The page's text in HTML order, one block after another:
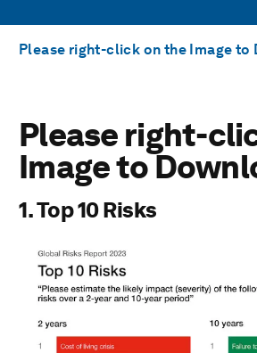
Please right-click on the Image to
Please right-click on the Image to
下载PDF文件
Please right-
Image to
1. Top 10 Risks